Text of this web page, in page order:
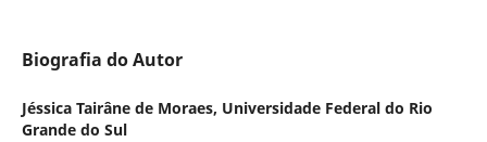
Biografia do Autor
Jéssica Tairâne de Moraes, Universidade Federal do Rio
Grande do Sul